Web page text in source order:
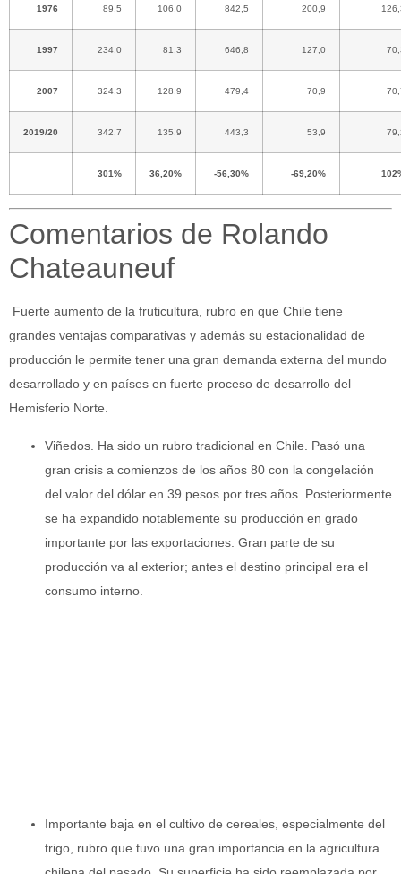
1976 89,5 106,0 842,5 200,9
1997 234,0 81,3 646,8 127,0
2007 324,3 128,9 479,4 70,9
2019/20 342,7 135,9 443,3 53,9
301% 36,20% -56,30% -69,20%
Comentarios de Rolando
Chateauneuf
Fuerte aumento de la fruticultura, rubro en que Chile tiene
grandes ventajas comparativas y además su estacionalidad de
producción le permite tener una gran demanda externa del mundo
desarrollado y en países en fuerte proceso de desarrollo del
Hemisferio Norte.
Viñedos. Ha sido un rubro tradicional en Chile. Pasó una
gran crisis a comienzos de los años 80 con la congelación
del valor del dólar en 39 pesos por tres años. Posteriormente
se ha expandido notablemente su producción en grado
importante por las exportaciones. Gran parte de su
producción va al exterior; antes el destino principal era el
consumo interno.
Importante baja en el cultivo de cereales, especialmente del
trigo, rubro que tuvo una gran importancia en la agricultura